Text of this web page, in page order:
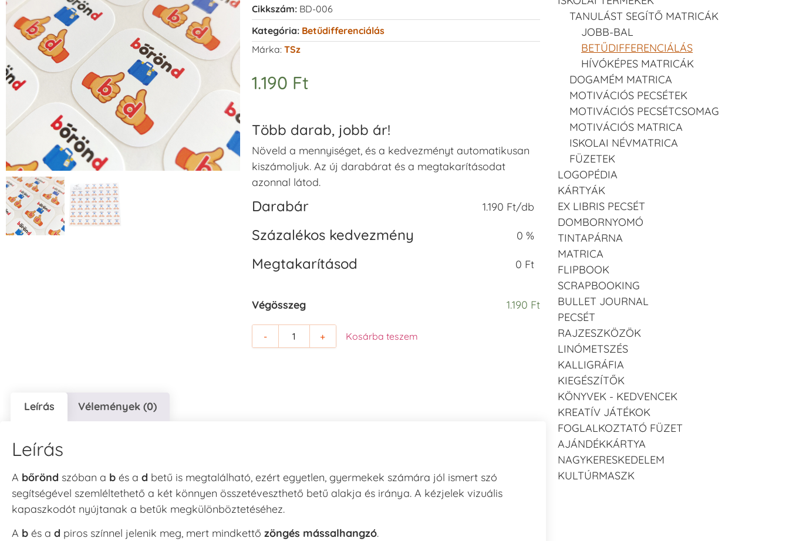
Cikkszám: BD-006
Kategória: Betűdifferenciálás
Márka: TSz
1.190 Ft
Több darab, jobb ár!
Növeld a mennyiséget, és a kedvezményt automatikusan
kiszámoljuk. Az új darabárat és a megtakarításodat
azonnal látod.
Darabár 1.190 Ft/db
Százalékos kedvezmény 0 %
Megtakarításod 0 Ft
Végösszeg 1.190 Ft
- + Kosárba teszem
Leírás Vélemények (0)
Leírás
A bőrönd szóban a b és a d betű is megtalálható, ezért egyetlen, gyermekek számára jól ismert szó
segítségével szemléltethető a két könnyen összetéveszthető betű alakja és iránya. A kézjelek vizuális
kapaszkodót nyújtanak a betűk megkülönböztetéséhez.
A b és a d piros színnel jelenik meg, mert mindkettő zöngés mássalhangzó.
TANULÁST SEGÍTŐ MATRICÁK
JOBB-BAL
BETŰDIFFERENCIÁLÁS
HÍVÓKÉPES MATRICÁK
DOGAMÉM MATRICA
MOTIVÁCIÓS PECSÉTEK
MOTIVÁCIÓS PECSÉTCSOMAG
MOTIVÁCIÓS MATRICA
ISKOLAI NÉVMATRICA
FÜZETEK
LOGOPÉDIA
KÁRTYÁK
EX LIBRIS PECSÉT
DOMBORNYOMÓ
TINTAPÁRNA
MATRICA
FLIPBOOK
SCRAPBOOKING
BULLET JOURNAL
PECSÉT
RAJZESZKÖZÖK
LINÓMETSZÉS
KALLIGRÁFIA
KIEGÉSZÍTŐK
KÖNYVEK - KEDVENCEK
KREATÍV JÁTÉKOK
FOGLALKOZTATÓ FÜZET
AJÁNDÉKKÁRTYA
NAGYKERESKEDELEM
KULTÚRMASZK